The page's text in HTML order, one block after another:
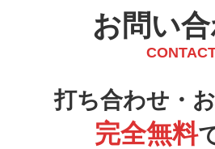
お問い
打ち合わせ・
完全無料